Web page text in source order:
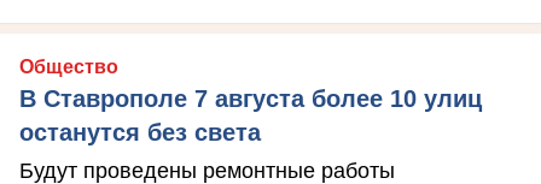
Общество
В Ставрополе 7 августа более 10 улиц
останутся без света
Будут проведены ремонтные работы